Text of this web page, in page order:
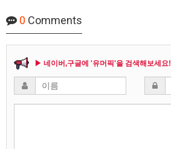
0 Comments
▶ 네이버,구글에 '유머픽'을 검색해보세요!